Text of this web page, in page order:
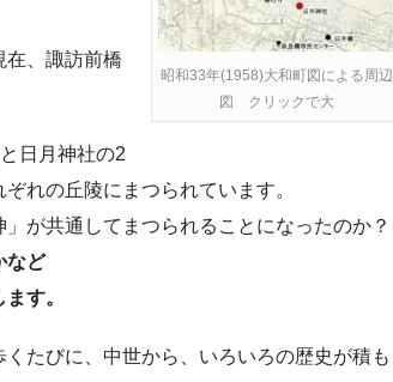
昭和33年(1958)大和町図による周辺
図 クリックで大
、諏訪前橋
日月神社の2
れの丘陵にまつられています。
が共通してまつられることになったのか？
など
す。
たびに、中世から、いろいろの歴史が積も